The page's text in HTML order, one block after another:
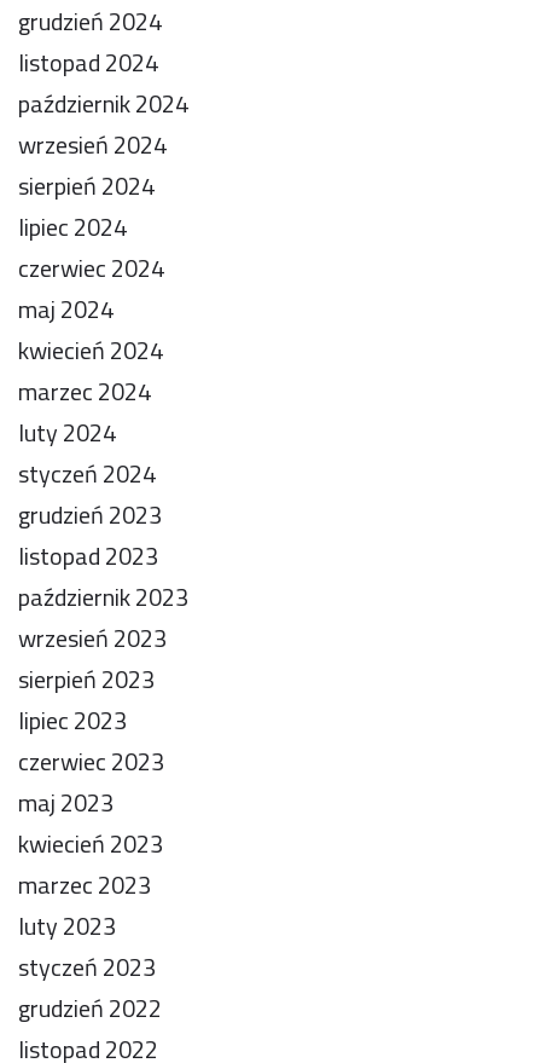
grudzień 2024
listopad 2024
październik 2024
wrzesień 2024
sierpień 2024
lipiec 2024
czerwiec 2024
maj 2024
kwiecień 2024
marzec 2024
luty 2024
styczeń 2024
grudzień 2023
listopad 2023
październik 2023
wrzesień 2023
sierpień 2023
lipiec 2023
czerwiec 2023
maj 2023
kwiecień 2023
marzec 2023
luty 2023
styczeń 2023
grudzień 2022
listopad 2022